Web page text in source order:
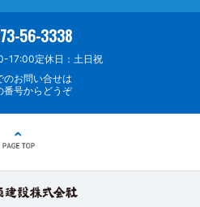
56-3338
17:00定休日：土日祝
のお問い合せは
番号からどうぞ